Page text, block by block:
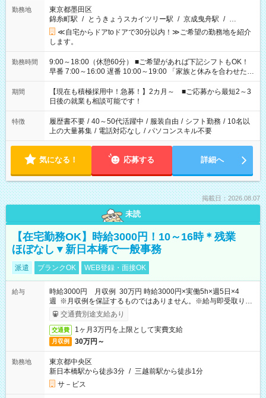
勤務地
東京都墨田区
錦糸町駅 / とうきょうスカイツリー駅 / 京成曳舟駅 / …
≪自宅からドアtoドアで30分以内！≫ご希望の勤務地を紹介
します。
勤務時間
9:00～18:00（休憩60分） ■ご希望があれば下記シフトもOK！
早番 7:00～16:00 遅番 10:00～19:00 「家族と休みを合わせた
い」 「余裕を持って夕飯の準備がしたい」 「できれば残業はし
たくない」 など、ご希望を教えてくださいね。 ※Wワーク希望
の方へ 今ご覧のお仕事で希望する勤務時間と、もう1つのお仕事
の勤務時間。 合計で週40時間を超える場合は応募できません。
期間
【現在も積極採用中！急募！】2カ月～ ■ご応募から最短2～3
日後の就業も相談可能です！
特徴 履歴書不要 / 40～50代活躍中 / 服装自由 / シフト勤務 / 10名以
上の大量募集 / 電話対応なし / パソコンスキル不要
気になる！ 応募する 詳細へ
掲載日：2026.08.07
未読
【在宅勤務OK】時給3000円！10～16時＊残業
ほぼなし▼新日本橋で一般事務
派遣 ブランクOK WEB登録・面接OK
給与
時給3000円 月収例 30万円 時給3000円×実働5h×週5日×4
週 ※月収例を保証するものではありません。※給与即受取りサ
ービス利用可（利用条件有）
交通費別途支給あり
交通費 1ヶ月3万円を上限として実費支給
月収例 30万円～
勤務地
東京都中央区
新日本橋駅から徒歩3分 / 三越前駅から徒歩1分
サ－ビス